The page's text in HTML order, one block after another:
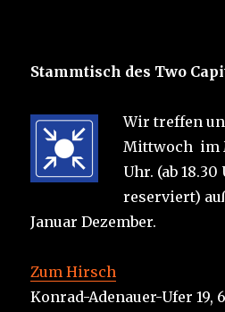
Stammtisch des Two
Wir treffen
Mittwoch im
Uhr. (ab 18.30
reserviert)
Januar Dezember.
Zum Hirsch
Konrad-Adenauer-Ufer 19,